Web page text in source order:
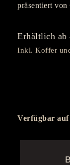
präsentiert
Erhältlich ab
Inkl. Koffer
Verfügbar